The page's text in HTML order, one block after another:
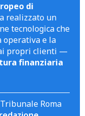
di
realizzato un
tecnologica che
operativa e la
propri clienti —
finanziaria
Roma